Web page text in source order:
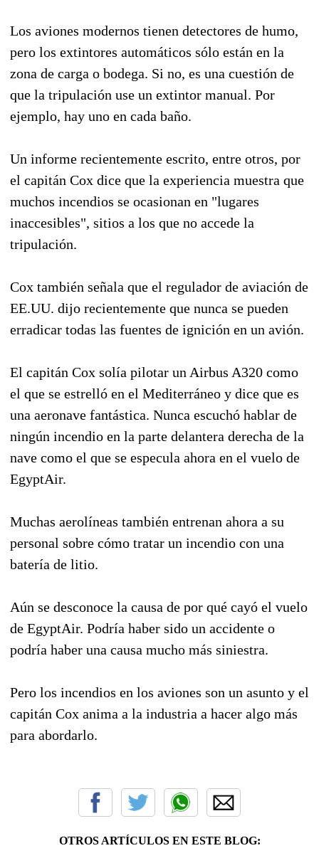
Los aviones modernos tienen detectores de humo,
pero los extintores automáticos sólo están en la
zona de carga o bodega. Si no, es una cuestión de
que la tripulación use un extintor manual. Por
ejemplo, hay uno en cada baño.
Un informe recientemente escrito, entre otros, por
el capitán Cox dice que la experiencia muestra que
muchos incendios se ocasionan en "lugares
inaccesibles", sitios a los que no accede la
tripulación.
Cox también señala que el regulador de aviación de
EE.UU. dijo recientemente que nunca se pueden
erradicar todas las fuentes de ignición en un avión.
El capitán Cox solía pilotar un Airbus A320 como
el que se estrelló en el Mediterráneo y dice que es
una aeronave fantástica. Nunca escuchó hablar de
ningún incendio en la parte delantera derecha de la
nave como el que se especula ahora en el vuelo de
EgyptAir.
Muchas aerolíneas también entrenan ahora a su
personal sobre cómo tratar un incendio con una
batería de litio.
Aún se desconoce la causa de por qué cayó el vuelo
de EgyptAir. Podría haber sido un accidente o
podría haber una causa mucho más siniestra.
Pero los incendios en los aviones son un asunto y el
capitán Cox anima a la industria a hacer algo más
para abordarlo.
OTROS ARTÍCULOS EN ESTE BLOG: